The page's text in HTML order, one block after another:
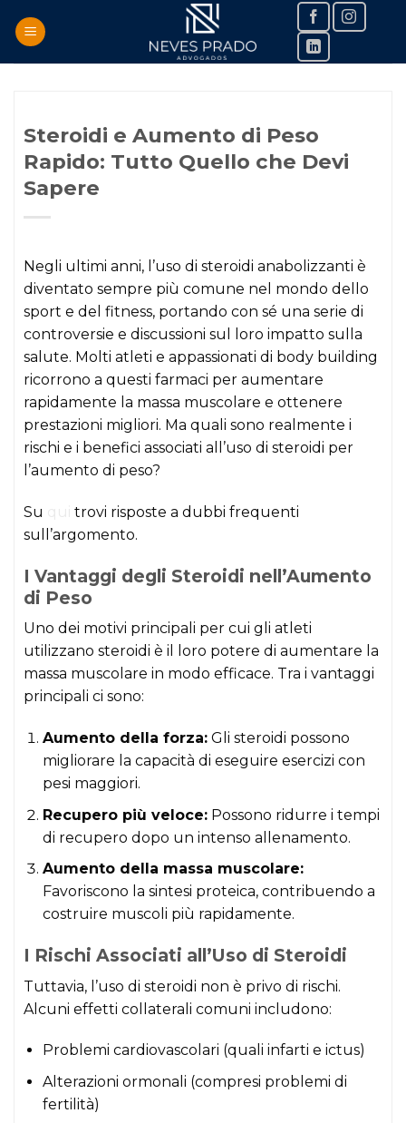
Steroidi e Aumento di Peso
Rapido: Tutto Quello che Devi
Sapere
Negli ultimi anni, l’uso di steroidi anabolizzanti è
diventato sempre più comune nel mondo dello
sport e del fitness, portando con sé una serie di
controversie e discussioni sul loro impatto sulla
salute. Molti atleti e appassionati di body building
ricorrono a questi farmaci per aumentare
rapidamente la massa muscolare e ottenere
prestazioni migliori. Ma quali sono realmente i
rischi e i benefici associati all’uso di steroidi per
l’aumento di peso?
Su
trovi risposte a dubbi frequenti
sull’argomento.
I Vantaggi degli Steroidi nell’Aumento
di Peso
Uno dei motivi principali per cui gli atleti
utilizzano steroidi è il loro potere di aumentare la
massa muscolare in modo efficace. Tra i vantaggi
principali ci sono:
Aumento della forza:Gli steroidi possono
migliorare la capacità di eseguire esercizi con
pesi maggiori.
Recupero più veloce:Possono ridurre i tempi
di recupero dopo un intenso allenamento.
Aumento della massa muscolare:
Favoriscono la sintesi proteica, contribuendo a
costruire muscoli più rapidamente.
I Rischi Associati all’Uso di Steroidi
Tuttavia, l’uso di steroidi non è privo di rischi.
Alcuni effetti collaterali comuni includono:
Problemi cardiovascolari (quali infarti e ictus)
Alterazioni ormonali (compresi problemi di
fertilità)